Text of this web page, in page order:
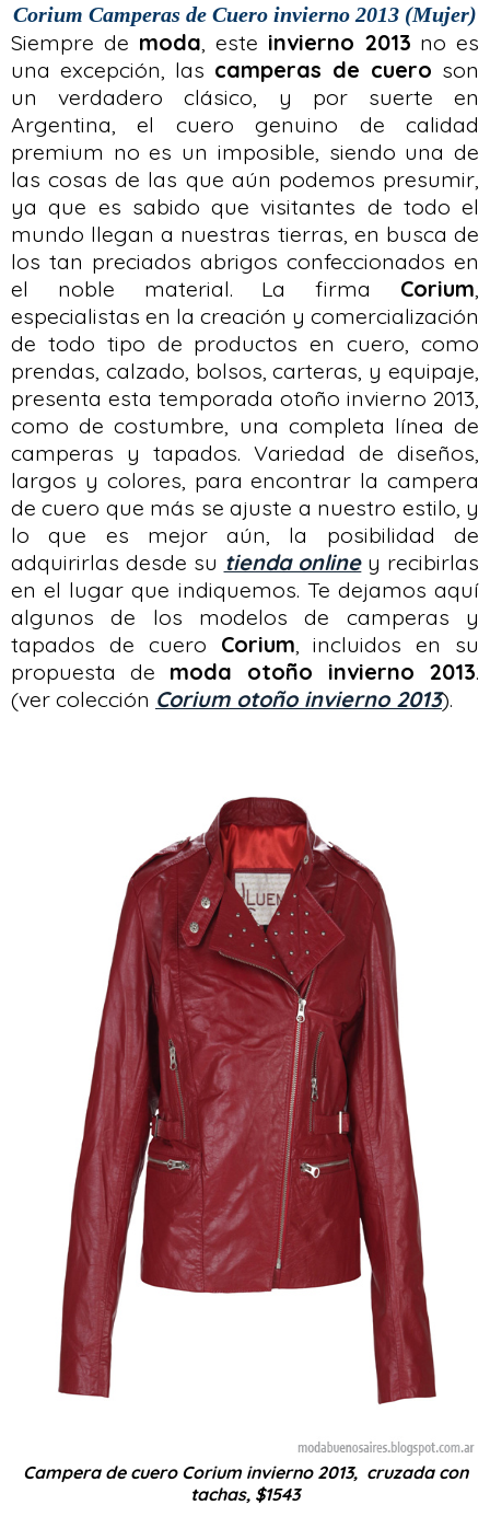
Corium Camperas de Cuero invierno 2013 (Mujer)
Siempre de moda , este invierno 2013 no es
una excepción, las camperas de cuero son
un verdadero clásico, y por suerte en
Argentina, el cuero genuino de calidad
premium no es un imposible, siendo una de
las cosas de las que aún podemos presumir,
ya que es sabido que visitantes de todo el
mundo llegan a nuestras tierras, en busca de
los tan preciados abrigos confeccionados en
el noble material. La firma Corium
especialistas en la creación y comercialización
de todo tipo de productos en cuero, como
prendas, calzado, bolsos, carteras, y equipaje,
presenta esta temporada otoño invierno 2013,
como de costumbre, una completa línea de
camperas y tapados. Variedad de diseños,
largos y colores, para encontrar la campera
de cuero que más se ajuste a nuestro estilo, y
lo que es mejor aún, la posibilidad de
adquirirlas desde su tienda onliney recibirlas
en el lugar que indiquemos. Te dejamos aquí
algunos de los modelos de camperas y
tapados de cuero Corium , incluidos en su
propuesta de moda otoño invierno 2013.
(ver colección Corium otoño invierno 2013).
Campera de cuero Corium invierno 2013, cruzada con
tachas, $1543